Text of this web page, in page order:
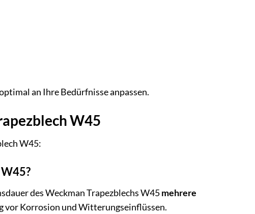
an Ihre Bedürfnisse anpassen.
W45
W45:
des Weckman Trapezblechs W45mehrere
vor Korrosion und Witterungseinflüssen.